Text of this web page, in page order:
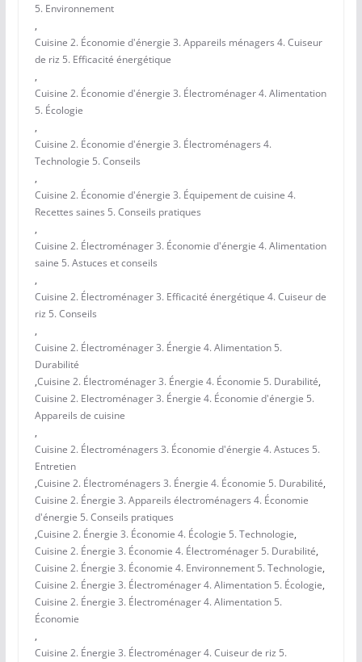
5. Environnement
,
Cuisine 2. Économie d'énergie 3. Appareils ménagers 4. Cuiseur
de riz 5. Efficacité énergétique
,
Cuisine 2. Économie d'énergie 3. Électroménager 4. Alimentation
5. Écologie
,
Cuisine 2. Économie d'énergie 3. Électroménagers 4.
Technologie 5. Conseils
,
Cuisine 2. Économie d'énergie 3. Équipement de cuisine 4.
Recettes saines 5. Conseils pratiques
,
Cuisine 2. Électroménager 3. Économie d'énergie 4. Alimentation
saine 5. Astuces et conseils
,
Cuisine 2. Électroménager 3. Efficacité énergétique 4. Cuiseur de
riz 5. Conseils
,
Cuisine 2. Électroménager 3. Énergie 4. Alimentation 5.
Durabilité
,Cuisine 2. Électroménager 3. Énergie 4. Économie 5. Durabilité,
Cuisine 2. Electroménager 3. Énergie 4. Économie d'énergie 5.
Appareils de cuisine
,
Cuisine 2. Électroménagers 3. Économie d'énergie 4. Astuces 5.
Entretien
,Cuisine 2. Électroménagers 3. Énergie 4. Économie 5. Durabilité,
Cuisine 2. Énergie 3. Appareils électroménagers 4. Économie
d'énergie 5. Conseils pratiques
,Cuisine 2. Énergie 3. Économie 4. Écologie 5. Technologie,
Cuisine 2. Énergie 3. Économie 4. Électroménager 5. Durabilité,
Cuisine 2. Énergie 3. Économie 4. Environnement 5. Technologie,
Cuisine 2. Énergie 3. Électroménager 4. Alimentation 5. Écologie,
Cuisine 2. Énergie 3. Électroménager 4. Alimentation 5.
Économie
,
Cuisine 2. Énergie 3. Électroménager 4. Cuiseur de riz 5.